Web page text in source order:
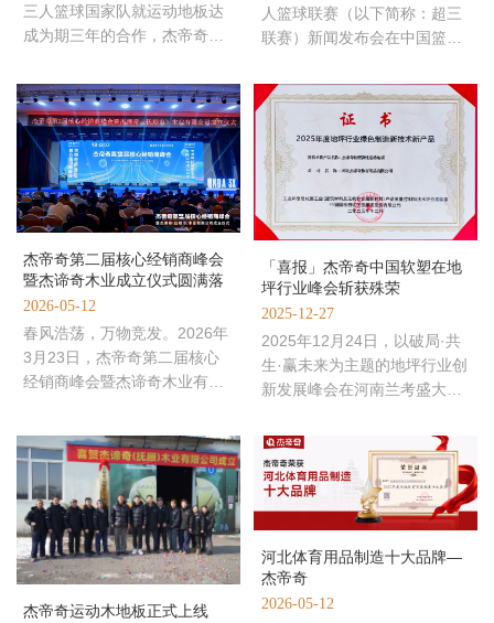
三人篮球国家队就运动地板达
成为期三年的合作，杰帝奇正
方供应商。2026年，是三人篮
人篮球联赛（以下简称：超三
联赛）新闻发布会在中国篮球
奇正式签约超三联赛，助力超
杰帝奇第二届核心经销商峰会
暨杰谛奇木业成立仪式圆满落
2026-05-12
春风浩荡，万物竞发。2026年
3月23日，杰帝奇第二届核心
经销商峰会暨杰谛奇木业有限
「喜报」杰帝奇中国软塑在地
坪行业峰会斩获殊荣
2025-12-27
2025年12月24日，以破局·共
生·赢未来为主题的地坪行业创
新发展峰会在河南兰考盛大举
产品品质及创新的技术实力
杰帝奇运动木地板正式上线
河北体育用品制造十大品牌—
杰帝奇
2026-05-12